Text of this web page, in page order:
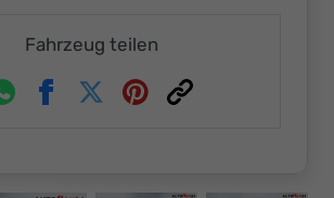
Fahrzeug teilen
WhatsappFacebookTwitterPinterest
Link